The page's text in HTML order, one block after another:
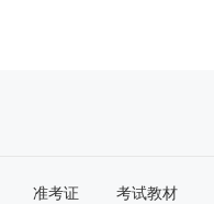
准考证 考试教材